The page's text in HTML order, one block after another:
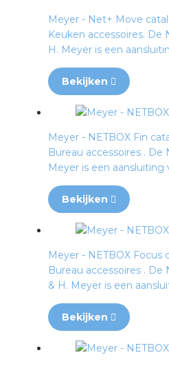
Meyer - Net+ Move
Keuken accessoires. De
H. Meyer is een
Bekijken
Meyer - NETBOX Fin
Bureau accessoires . De
Meyer is een aansluiting
Bekijken
Meyer - NETBOX Focus
Bureau accessoires . De
& H. Meyer is een
Bekijken